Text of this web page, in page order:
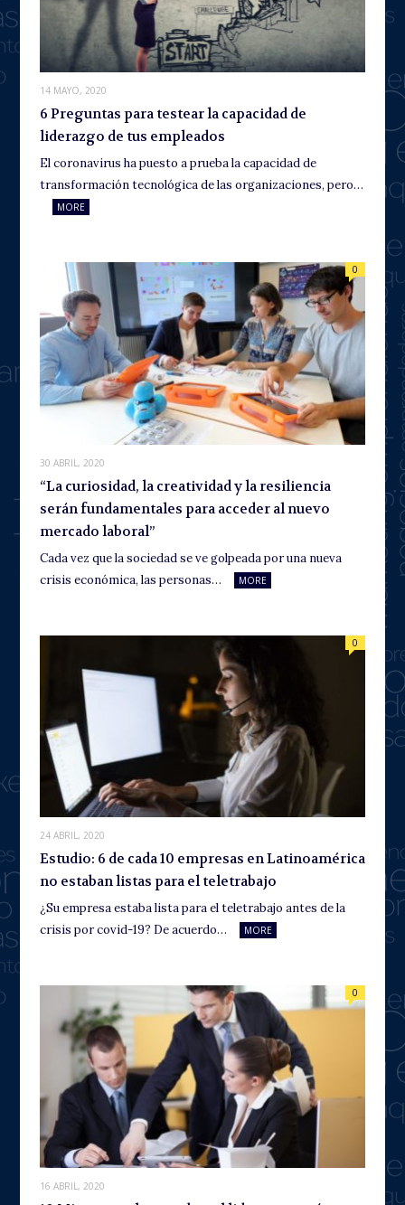
14 MAYO, 2020
6 Preguntas para testear la capacidad de
liderazgo de tus empleados
El coronavirus ha puesto a prueba la capacidad de
transformación tecnológica de las organizaciones, pero…
MORE
30 ABRIL, 2020
0
“La curiosidad, la creatividad y la resiliencia
serán fundamentales para acceder al nuevo
mercado laboral”
Cada vez que la sociedad se ve golpeada por una nueva
crisis económica, las personas…
MORE
24 ABRIL, 2020
0
Estudio: 6 de cada 10 empresas en Latinoamérica
no estaban listas para el teletrabajo
¿Su empresa estaba lista para el teletrabajo antes de la
crisis por covid-19? De acuerdo…
MORE
16 ABRIL, 2020
0